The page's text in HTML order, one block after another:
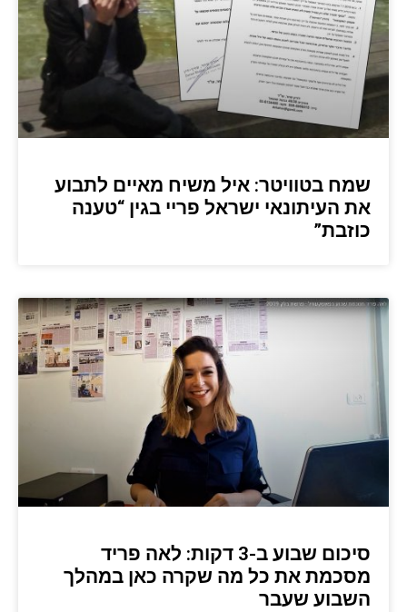
שמח בטוויטר: איל משיח מאיים לתבוע
את העיתונאי ישראל פריי בגין “טענה
כוזבת”
סיכום שבוע ב-3 דקות: לאה פריד
מסכמת את כל מה שקרה כאן במהלך
השבוע שעבר